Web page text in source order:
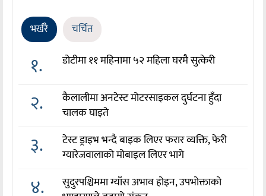
भर्खरै चर्चित
१. डोटीमा ११ महिनामा ५२ महिला घरमै सुत्केरी
२.
कैलालीमा अनटेस्ट मोटरसाइकल दुर्घटना हुँदा
चालक घाइते
३.
टेस्ट ड्राइभ भन्दै बाइक लिएर फरार व्यक्ति, फेरी
ग्यारेजवालाको मोबाइल लिएर भागे
४.
सुदुरपश्चिममा ग्याँस अभाव होइन, उपभोक्ताको